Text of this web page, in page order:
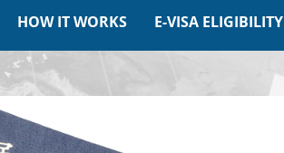
HOW IT WORKS E-VISA ELIGIBILITY